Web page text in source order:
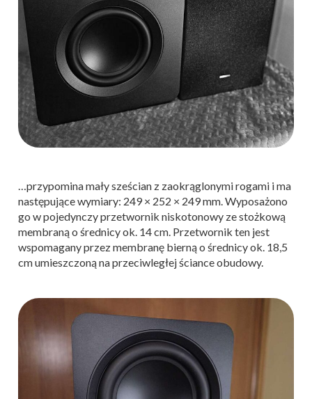
…przypomina mały sześcian z zaokrąglonymi rogami i ma
następujące wymiary: 249 × 252 × 249 mm. Wyposażono
go w pojedynczy przetwornik niskotonowy ze stożkową
membraną o średnicy ok. 14 cm. Przetwornik ten jest
wspomagany przez membranę bierną o średnicy ok. 18,5
cm umieszczoną na przeciwległej ściance obudowy.